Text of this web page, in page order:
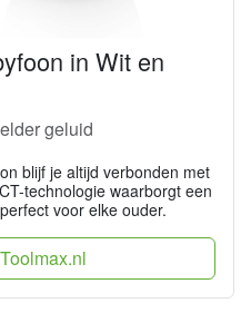
in Wit en
geluid
blijf je altijd verbonden met
technologie waarborgt een
voor elke ouder.